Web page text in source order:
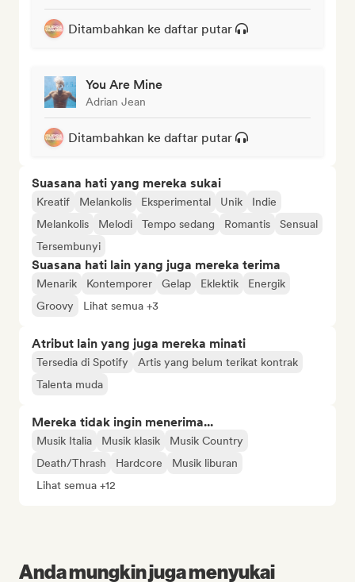
Ditambahkan ke daftar putar
You Are Mine
Adrian Jean
Ditambahkan ke daftar putar
Suasana hati yang mereka sukai
Kreatif Melankolis Eksperimental Unik
Indie
Melankolis
Melodi Tempo sedang Romantis
Sensual
Tersembunyi
Suasana hati lain yang juga mereka terima
Menarik Kontemporer Gelap Eklektik
Energik
Groovy
Lihat semua +3
Atribut lain yang juga mereka minati
Tersedia di Spotify
Artis yang belum terikat kontrak
Talenta muda
Mereka tidak ingin menerima...
Musik Italia Musik klasik
Musik Country
Death/Thrash
Hardcore
Musik liburan
Lihat semua +12
Anda mungkin juga menyukai